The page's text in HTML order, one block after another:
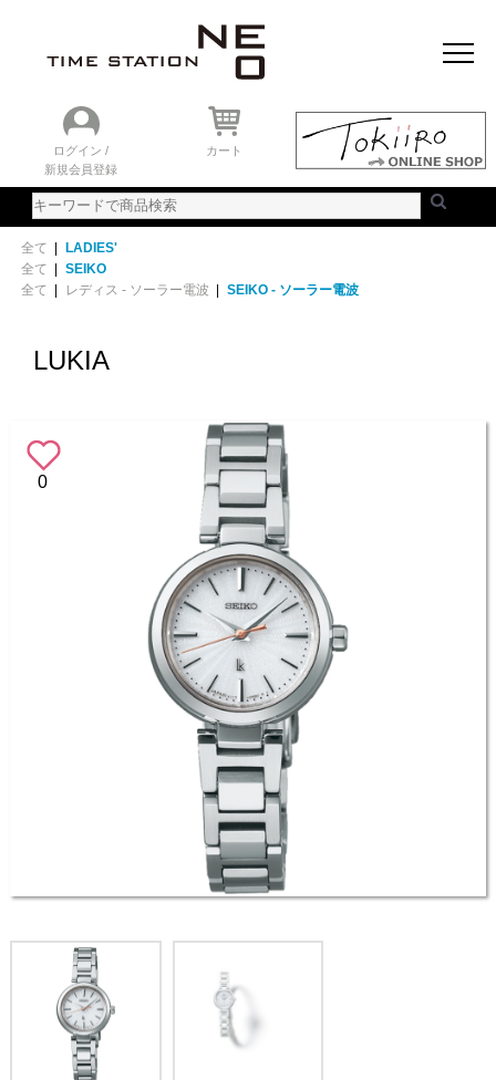
ログイン /
新規会員登録
カート
全て | LADIES'
全て | SEIKO
全て | レディス - ソーラー電波 | SEIKO - ソーラー電波
LUKIA
0
おすすめアイテム
ニュース＆トピック
時計を探す
ランキング
ご利用ガイド